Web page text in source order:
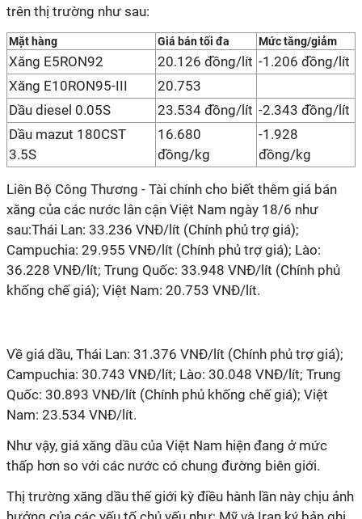
trên thị trường như sau:
Mặt hàng Giá bán tối đa Mức tăng/giảm
Xăng E5RON92 20.126 đồng/lít -1.206 đồng/lít
Xăng E10RON95-III
20.753
Dầu diesel 0.05S
23.534 đồng/lít -2.343 đồng/lít
Dầu mazut 180CST
3.5S
16.680
đồng/kg
-1.928
đồng/kg
Liên Bộ Công Thương - Tài chính cho biết thêm giá bán
xăng của các nước lân cận Việt Nam ngày 18/6 như
sau:Thái Lan: 33.236 VNĐ/lít (Chính phủ trợ giá);
Campuchia: 29.955 VNĐ/lít (Chính phủ trợ giá); Lào:
36.228 VNĐ/lít; Trung Quốc: 33.948 VNĐ/lít (Chính phủ
khống chế giá); Việt Nam: 20.753 VNĐ/lít.
Về giá dầu, Thái Lan: 31.376 VNĐ/lít (Chính phủ trợ giá);
Campuchia: 30.743 VNĐ/lít; Lào: 30.048 VNĐ/lít; Trung
Quốc: 30.893 VNĐ/lít (Chính phủ khống chế giá); Việt
Nam: 23.534 VNĐ/lít.
Như vậy, giá xăng dầu của Việt Nam hiện đang ở mức
thấp hơn so với các nước có chung đường biên giới.
Thị trường xăng dầu thế giới kỳ điều hành lần này chịu ảnh